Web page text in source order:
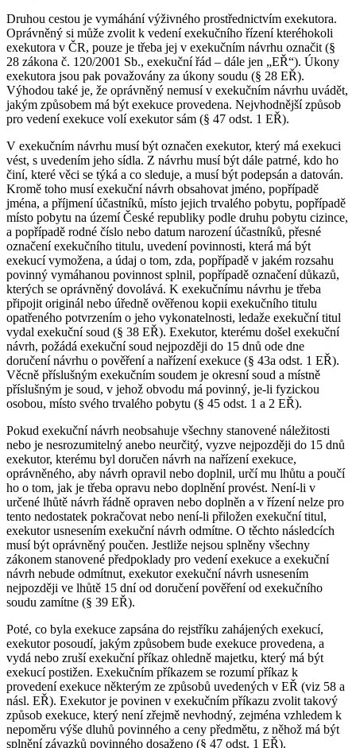
Druhou cestou je vymáhání výživného prostřednictvím exekutora.
Oprávněný si může zvolit k vedení exekučního řízení kteréhokoli
exekutora v ČR, pouze je třeba jej v exekučním návrhu označit (§
28 zákona č. 120/2001 Sb., exekuční řád – dále jen „EŘ“). Úkony
exekutora jsou pak považovány za úkony soudu (§ 28 EŘ).
Výhodou také je, že oprávněný nemusí v exekučním návrhu uvádět,
jakým způsobem má být exekuce provedena. Nejvhodnější způsob
pro vedení exekuce volí exekutor sám (§ 47 odst. 1 EŘ).
V exekučním návrhu musí být označen exekutor, který má exekuci
vést, s uvedením jeho sídla. Z návrhu musí být dále patrné, kdo ho
činí, které věci se týká a co sleduje, a musí být podepsán a datován.
Kromě toho musí exekuční návrh obsahovat jméno, popřípadě
jména, a příjmení účastníků, místo jejich trvalého pobytu, popřípadě
místo pobytu na území České republiky podle druhu pobytu cizince,
a popřípadě rodné číslo nebo datum narození účastníků, přesné
označení exekučního titulu, uvedení povinnosti, která má být
exekucí vymožena, a údaj o tom, zda, popřípadě v jakém rozsahu
povinný vymáhanou povinnost splnil, popřípadě označení důkazů,
kterých se oprávněný dovolává. K exekučnímu návrhu je třeba
připojit originál nebo úředně ověřenou kopii exekučního titulu
opatřeného potvrzením o jeho vykonatelnosti, ledaže exekuční titul
vydal exekuční soud (§ 38 EŘ). Exekutor, kterému došel exekuční
návrh, požádá exekuční soud nejpozději do 15 dnů ode dne
doručení návrhu o pověření a nařízení exekuce (§ 43a odst. 1 EŘ).
Věcně příslušným exekučním soudem je okresní soud a místně
příslušným je soud, v jehož obvodu má povinný, je-li fyzickou
osobou, místo svého trvalého pobytu (§ 45 odst. 1 a 2 EŘ).
Pokud exekuční návrh neobsahuje všechny stanovené náležitosti
nebo je nesrozumitelný anebo neurčitý, vyzve nejpozději do 15 dnů
exekutor, kterému byl doručen návrh na nařízení exekuce,
oprávněného, aby návrh opravil nebo doplnil, určí mu lhůtu a poučí
ho o tom, jak je třeba opravu nebo doplnění provést. Není-li v
určené lhůtě návrh řádně opraven nebo doplněn a v řízení nelze pro
tento nedostatek pokračovat nebo není-li přiložen exekuční titul,
exekutor usnesením exekuční návrh odmítne. O těchto následcích
musí být oprávněný poučen. Jestliže nejsou splněny všechny
zákonem stanovené předpoklady pro vedení exekuce a exekuční
návrh nebude odmítnut, exekutor exekuční návrh usnesením
nejpozději ve lhůtě 15 dní od doručení pověření od exekučního
soudu zamítne (§ 39 EŘ).
Poté, co byla exekuce zapsána do rejstříku zahájených exekucí,
exekutor posoudí, jakým způsobem bude exekuce provedena, a
vydá nebo zruší exekuční příkaz ohledně majetku, který má být
exekucí postižen. Exekučním příkazem se rozumí příkaz k
provedení exekuce některým ze způsobů uvedených v EŘ (viz 58 a
násl. EŘ). Exekutor je povinen v exekučním příkazu zvolit takový
způsob exekuce, který není zřejmě nevhodný, zejména vzhledem k
nepoměru výše dluhů povinného a ceny předmětu, z něhož má být
splnění závazků povinného dosaženo (§ 47 odst. 1 EŘ).